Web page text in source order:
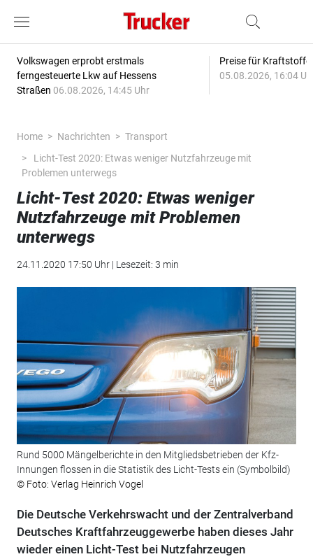
Volkswagen erprobt erstmals
ferngesteuerte Lkw auf Hessens
Straßen 06.08.2026, 14:45 Uhr
Preise für
05.08.2026, 16:04
Home Nachrichten
Transport
Licht-Test 2020: Etwas weniger Nutzfahrzeuge mit
Problemen unterwegs
Licht-Test 2020: Etwas weniger
Nutzfahrzeuge mit Problemen
unterwegs
24.11.2020 17:50 Uhr | Lesezeit: 3 min
Rund 5000 Mängelberichte in den Mitgliedsbetrieben der Kfz-
Innungen flossen in die Statistik des Licht-Tests ein (Symbolbild)
© Foto: Verlag Heinrich Vogel
Die Deutsche Verkehrswacht und der Zentralverband
Deutsches Kraftfahrzeuggewerbe haben dieses Jahr
wieder einen Licht-Test bei Nutzfahrzeugen